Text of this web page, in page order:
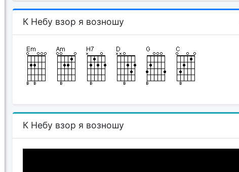
К Небу взор я возношу
К Небу взор я возношу